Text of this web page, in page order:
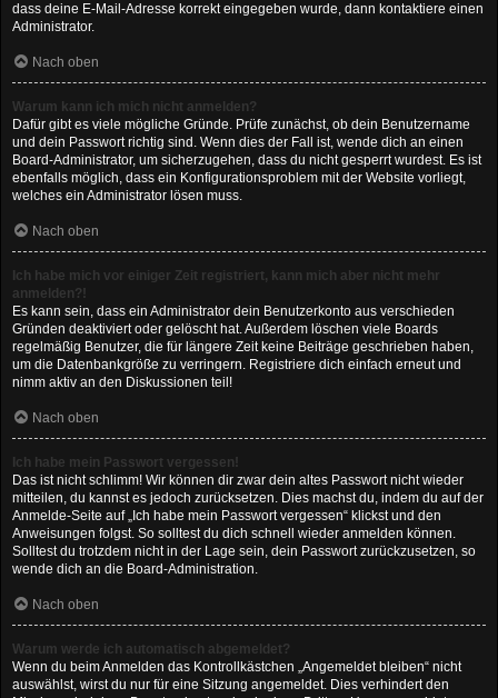
dass deine E-Mail-Adresse korrekt eingegeben wurde, dann kontaktiere einen
Administrator.
Nach oben
Warum kann ich mich nicht anmelden?
Dafür gibt es viele mögliche Gründe. Prüfe zunächst, ob dein Benutzername
und dein Passwort richtig sind. Wenn dies der Fall ist, wende dich an einen
Board-Administrator, um sicherzugehen, dass du nicht gesperrt wurdest. Es ist
ebenfalls möglich, dass ein Konfigurationsproblem mit der Website vorliegt,
welches ein Administrator lösen muss.
Nach oben
Ich habe mich vor einiger Zeit registriert, kann mich aber nicht mehr
anmelden?!
Es kann sein, dass ein Administrator dein Benutzerkonto aus verschieden
Gründen deaktiviert oder gelöscht hat. Außerdem löschen viele Boards
regelmäßig Benutzer, die für längere Zeit keine Beiträge geschrieben haben,
um die Datenbankgröße zu verringern. Registriere dich einfach erneut und
nimm aktiv an den Diskussionen teil!
Nach oben
Ich habe mein Passwort vergessen!
Das ist nicht schlimm! Wir können dir zwar dein altes Passwort nicht wieder
mitteilen, du kannst es jedoch zurücksetzen. Dies machst du, indem du auf der
Anmelde-Seite auf „Ich habe mein Passwort vergessen“ klickst und den
Anweisungen folgst. So solltest du dich schnell wieder anmelden können.
Solltest du trotzdem nicht in der Lage sein, dein Passwort zurückzusetzen, so
wende dich an die Board-Administration.
Nach oben
Warum werde ich automatisch abgemeldet?
Wenn du beim Anmelden das Kontrollkästchen „Angemeldet bleiben“ nicht
auswählst, wirst du nur für eine Sitzung angemeldet. Dies verhindert den